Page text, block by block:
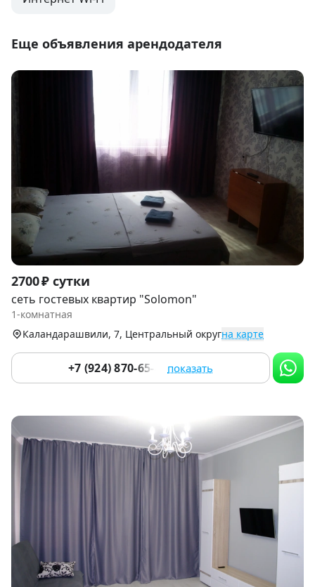
Еще объявления арендодателя
Item
1
of
6
2700 ₽ сутки
сеть гостевых квартир "Solomon"
1-комнатная
Каландарашвили, 7, Центральный округна карте
+7 (924) 870-65-43 показать